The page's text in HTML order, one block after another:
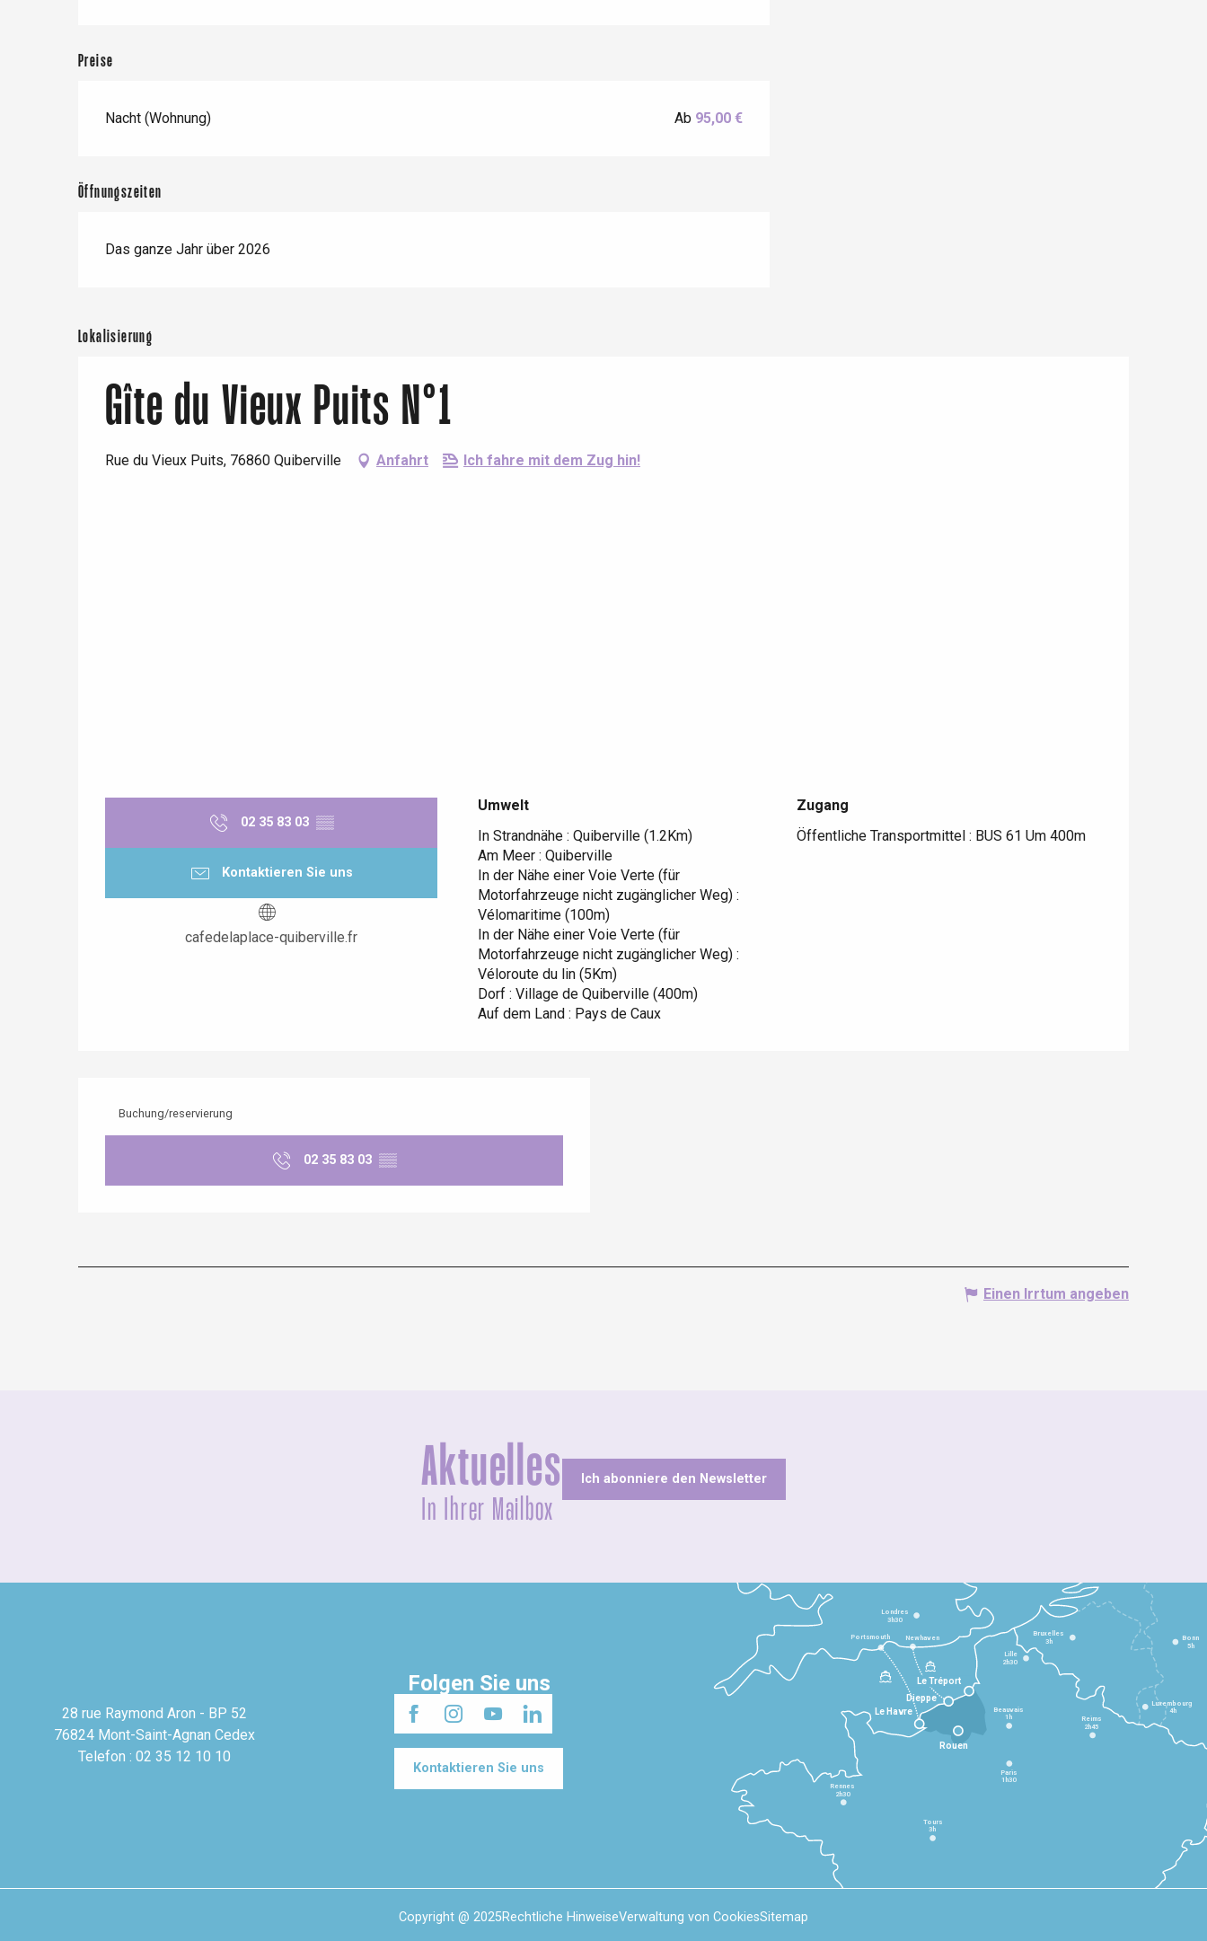
Preise
Nacht (Wohnung) Ab 95,00 €
Öffnungszeiten
Das ganze Jahr über 2026
Lokalisierung
Gîte du Vieux Puits N°1
Rue du Vieux Puits, 76860 Quiberville Anfahrt Ich fahre mit dem Zug hin!
02 35 83 03 ▒▒
Kontaktieren Sie uns
cafedelaplace-quiberville.fr
Umwelt
Umwelt
In Strandnähe : Quiberville (1.2Km)
Am Meer : Quiberville
In der Nähe einer Voie Verte (für
Motorfahrzeuge nicht zugänglicher Weg) :
Vélomaritime (100m)
In der Nähe einer Voie Verte (für
Motorfahrzeuge nicht zugänglicher Weg) :
Véloroute du lin (5Km)
Dorf : Village de Quiberville (400m)
Auf dem Land : Pays de Caux
Zugang
Zugang
Öffentliche Transportmittel : BUS 61 Um 400m
Buchung/reservierung
02 35 83 03 ▒▒
Einen Irrtum angeben
Aktuelles
In Ihrer Mailbox
Ich abonniere den Newsletter
28 rue Raymond Aron - BP 52
76824 Mont-Saint-Agnan Cedex
Telefon : 02 35 12 10 10
Folgen Sie uns
Kontaktieren Sie uns
Le Havre
Dieppe
Le Tréport
Rennes
2h30
Tours
3h
Paris
1h30
Beauvais
1h Reims
2h45
Lille
2h30
Bruxelles
3h
Londres
3h30
Newhaven
Portsmouth Bonn
5h
Luxembourg
4h
Rouen
Copyright @ 2025Rechtliche HinweiseVerwaltung von CookiesSitemap